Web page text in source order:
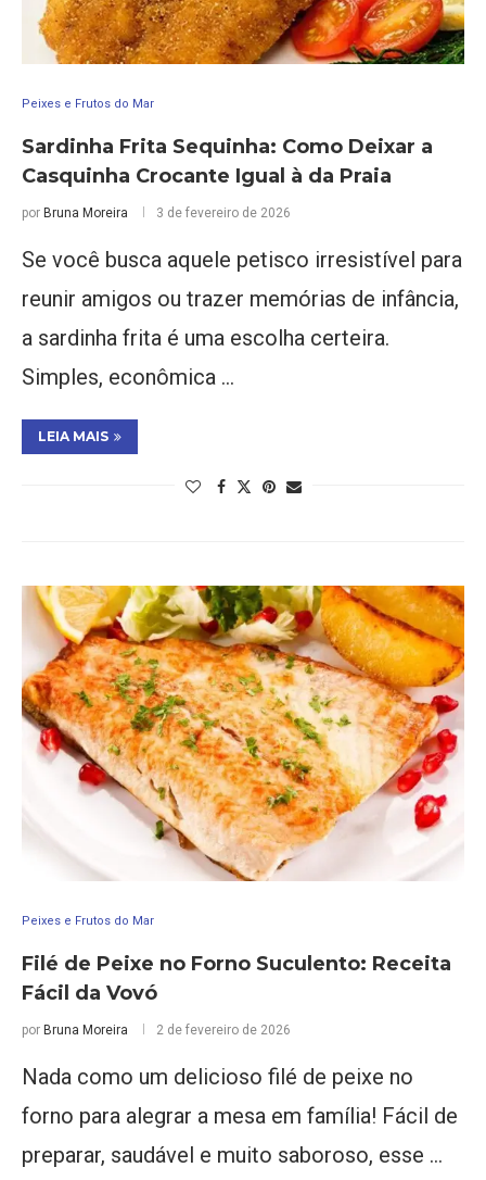
Peixes e Frutos do Mar
Sardinha Frita Sequinha: Como Deixar a
Casquinha Crocante Igual à da Praia
por Bruna Moreira 3 de fevereiro de 2026
Se você busca aquele petisco irresistível para
reunir amigos ou trazer memórias de infância,
a sardinha frita é uma escolha certeira.
Simples, econômica …
LEIA MAIS
Peixes e Frutos do Mar
Filé de Peixe no Forno Suculento: Receita
Fácil da Vovó
por Bruna Moreira 2 de fevereiro de 2026
Nada como um delicioso filé de peixe no
forno para alegrar a mesa em família! Fácil de
preparar, saudável e muito saboroso, esse …